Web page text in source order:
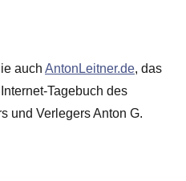
auch AntonLeitner.de, das
Tagebuch des
und Verlegers Anton G.